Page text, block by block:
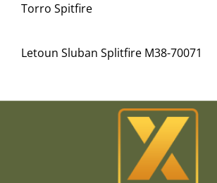
Torro Spitfire
Letoun Sluban Splitfire M38-70071
Z